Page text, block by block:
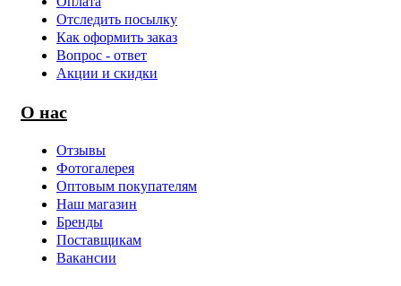
Отследить посылку
Как оформить заказ
Вопрос - ответ
Акции и скидки
О нас
Отзывы
Фотогалерея
Оптовым покупателям
Наш магазин
Бренды
Поставщикам
Вакансии